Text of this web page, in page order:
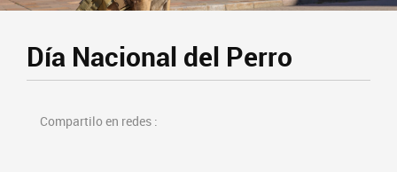
Día Nacional del Perro
Compartilo en redes :